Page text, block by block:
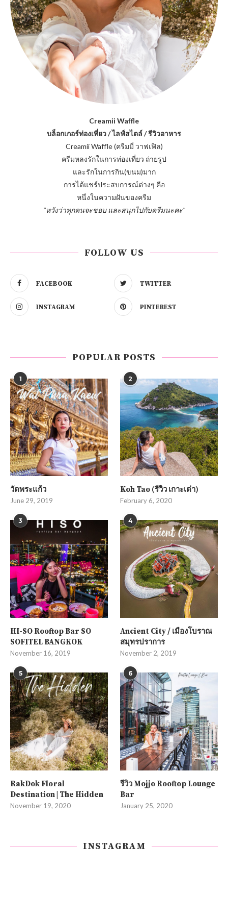
Creamii Waffle
บล็อกเกอร์ท่องเที่ยว / ไลฟ์สไตล์ / รีวิวอาหาร
Creamii Waffle (ครีมมี่ วาฟเฟิล)
ครีมหลงรักในการท่องเที่ยว ถ่ายรูป
และรักในการกิน(ขนม)มาก
การได้แชร์ประสบการณ์ต่างๆ คือ
หนึ่งในความฝันของครีม
"หวังว่าทุกคนจะชอบ และสนุกไปกับครีมนะคะ"
FOLLOW US
FACEBOOK TWITTER
INSTAGRAM PINTEREST
POPULAR POSTS
1
วัดพระแก้ว
June 29, 2019
2
Koh Tao (รีวิว เกาะเต่า)
February 6, 2020
3
HI-SO Rooftop Bar SO
SOFITEL BANGKOK
November 16, 2019
4
Ancient City / เมืองโบราณ
สมุทรปราการ
November 2, 2019
5
RakDok Floral
Destination | The Hidden
November 19, 2020
6
รีวิว Mojjo Rooftop Lounge
Bar
January 25, 2020
INSTAGRAM